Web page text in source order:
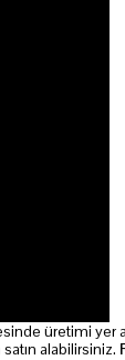
üretimi yer
alabilirsiniz.